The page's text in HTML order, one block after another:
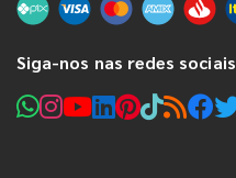
Siga-nos nas redes sociais